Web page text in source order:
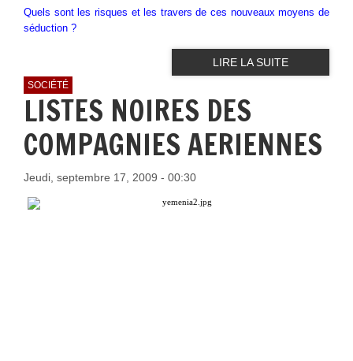
Quels sont les risques et les travers de ces nouveaux moyens de
séduction ?
LIRE LA SUITE
SOCIÉTÉ
LISTES NOIRES DES
COMPAGNIES AERIENNES
Jeudi, septembre 17, 2009 - 00:30